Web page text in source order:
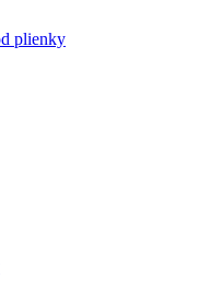
plienky